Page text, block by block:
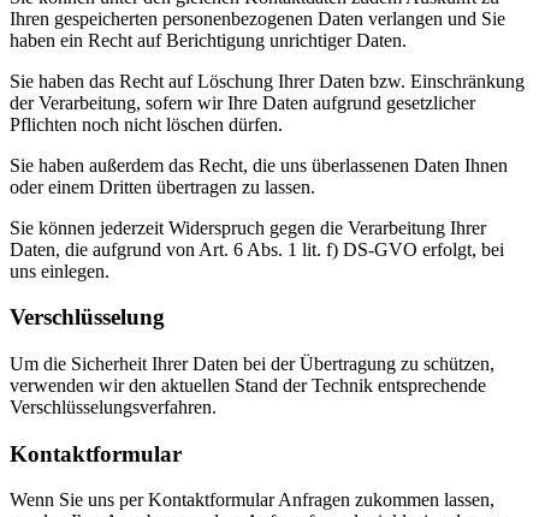
Ihren gespeicherten personenbezogenen Daten verlangen und Sie
haben ein Recht auf Berichtigung unrichtiger Daten.
Sie haben das Recht auf Löschung Ihrer Daten bzw. Einschränkung
der Verarbeitung, sofern wir Ihre Daten aufgrund gesetzlicher
Pflichten noch nicht löschen dürfen.
Sie haben außerdem das Recht, die uns überlassenen Daten Ihnen
oder einem Dritten übertragen zu lassen.
Sie können jederzeit Widerspruch gegen die Verarbeitung Ihrer
Daten, die aufgrund von Art. 6 Abs. 1 lit. f) DS-GVO erfolgt, bei
uns einlegen.
Verschlüsselung
Um die Sicherheit Ihrer Daten bei der Übertragung zu schützen,
verwenden wir den aktuellen Stand der Technik entsprechende
Verschlüsselungsverfahren.
Kontaktformular
Wenn Sie uns per Kontaktformular Anfragen zukommen lassen,